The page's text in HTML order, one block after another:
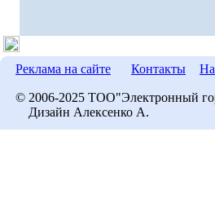
Реклама на сайте Контакты
© 2006-2025 ТОО"Электронный
Дизайн Алексенко А.